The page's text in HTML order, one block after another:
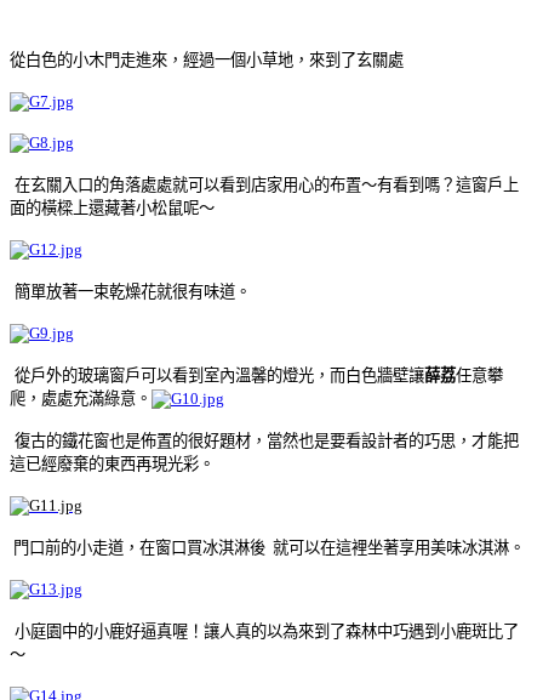
從白色的小木門走進來，經過一個小草地，來到了玄關處
在玄關入口的角落處處就可以看到店家用心的布置～有看到嗎？這窗戶上
面的橫樑上還藏著小松鼠呢～
簡單放著一束乾燥花就很有味道 。
從戶外的玻璃窗戶可以看到室內溫馨的燈光，而白色牆壁讓薛荔任意攀
爬，處處充滿綠意 。
復古的鐵花窗也是佈置的很好題材，當然也是要看設計者的巧思，才能把
這已經廢棄的東西再現光彩 。
門口前的小走道，在窗口買冰淇淋後 就可以在這裡坐著享用美味冰淇淋 。
小庭園中的小鹿好逼真喔！讓人真的以為來到了森林中巧遇到小鹿斑比了
～